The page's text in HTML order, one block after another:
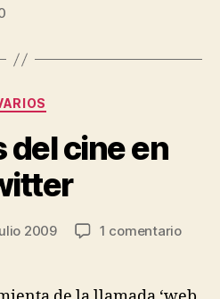
Original:
Categorías
del cine en
2009 1 comentarioen
cine